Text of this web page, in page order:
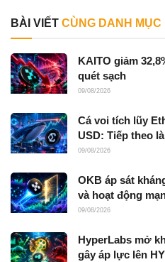
BÀI VIẾT CÙNG DANH MỤC
KAITO giảm
quét sạch
09/08/2026
Cá voi tích lũy
USD: Tiếp theo
09/08/2026
OKB áp sát
và hoạt động
09/08/2026
HyperLabs mở
gây áp lực lên